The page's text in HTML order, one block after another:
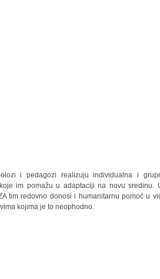
i pedagozi realizuju individualna i
im pomažu u adaptaciji na novu sredinu.
tim redovno donosi i humanitarnu pomoć u
kojima je to neophodno.